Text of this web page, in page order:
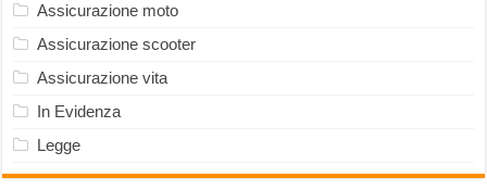
Assicurazione moto
Assicurazione scooter
Assicurazione vita
In Evidenza
Legge